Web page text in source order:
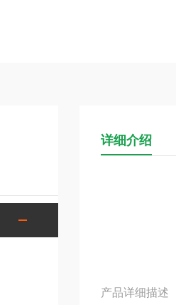
详细介绍
产品详细描述